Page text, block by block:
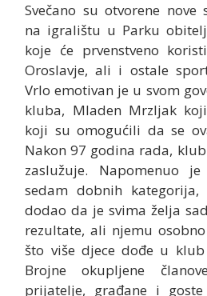
Svečano su otvorene nove
na igralištu u Parku
koje će prvenstveno
Oroslavje, ali i ostale
Vrlo emotivan je u svom
kluba, Mladen Mrzljak
koji su omogućili da se
Nakon 97 godina rada,
zaslužuje. Napomenuo
sedam dobnih
dodao da je svima želja
rezultate, ali njemu
što više djece dođe u
Brojne okupljene
prijatelje, građane i